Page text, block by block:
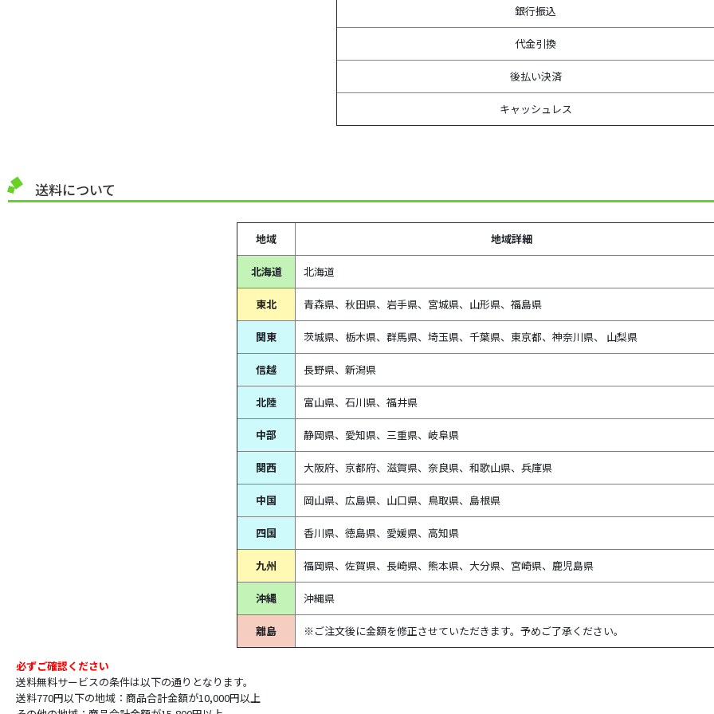
銀行振込
代金引換
後払い決済
キャッシュレス
送料について
地域 地域詳細
北海道 北海道
東北 青森県、 秋田県、 岩手県、宮城県、山形県、福島県
関東 茨城県、栃木県、群馬県、埼玉県、千葉県、東京都、神奈川県、 山梨県
信越 長野県、新潟県
北陸 富山県、 石川県、 福井県
中部 静岡県、 愛知県、 三重県、 岐阜県
関西 大阪府、京都府、滋賀県、奈良県、和歌山県、兵庫県
中国 岡山県、広島県、山口県、鳥取県、島根県
四国 香川県、徳島県、愛媛県、高知県
九州 福岡県、佐賀県、長崎県、熊本県、大分県、宮崎県、鹿児島県
沖縄 沖縄県
離島 ※ご注文後に金額を修正させていただきます。予めご了承ください。
必ずご確認ください
送料無料サービスの条件は以下の通りとなります。
送料770円以下の地域：商品合計金額が10,000円以上